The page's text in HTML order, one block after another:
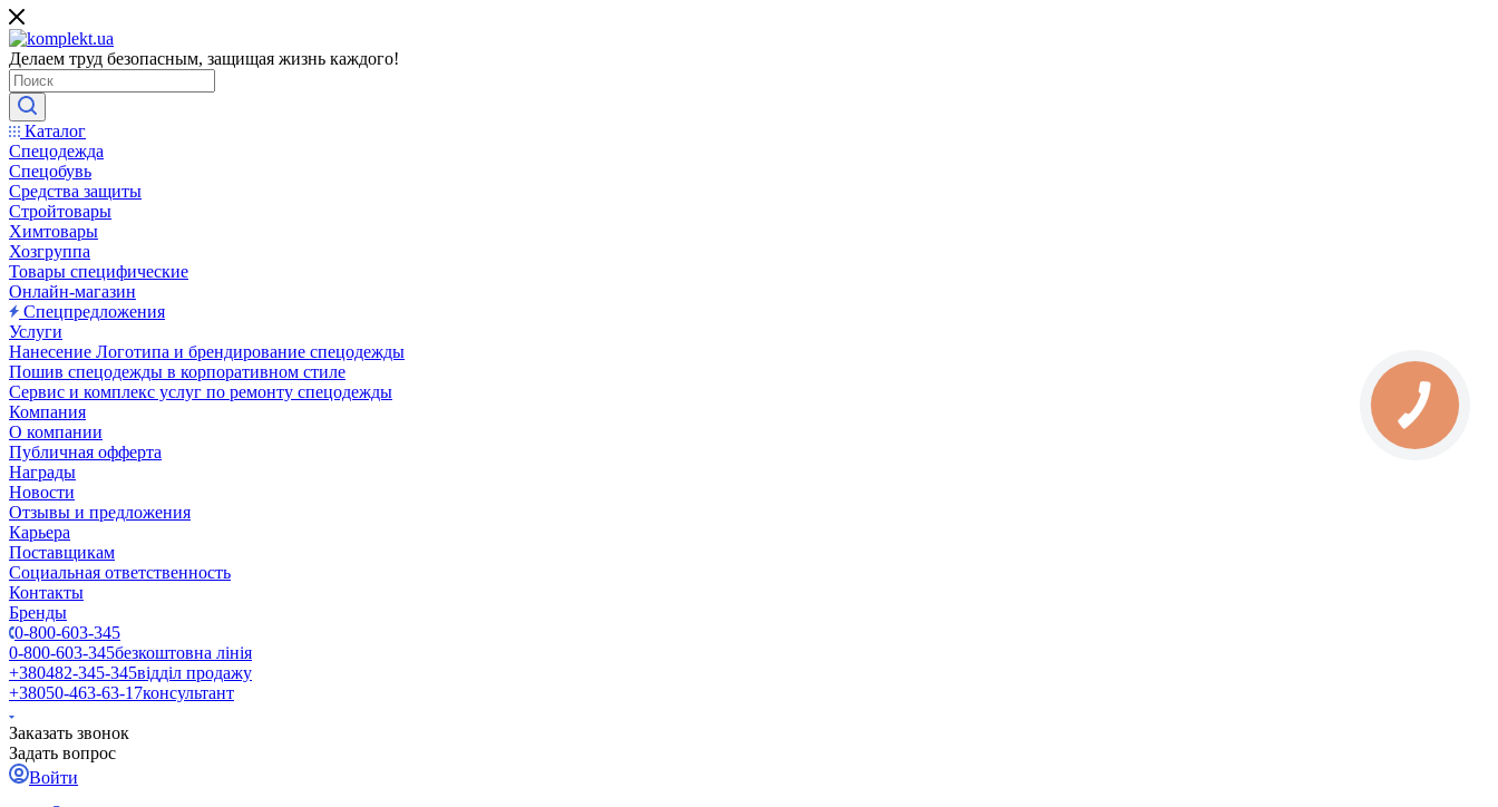
Делаем труд безопасным, защищая жизнь каждого!
Каталог
Спецодежда
Спецобувь
Средства защиты
Стройтовары
Химтовары
Хозгруппа
Товары специфические
Онлайн-магазин
Спецпредложения
Услуги
Нанесение Логотипа и брендирование спецодежды
Пошив спецодежды в корпоративном стиле
Сервис и комплекс услуг по ремонту спецодежды
Компания
О компании
Публичная офферта
Награды
Новости
Отзывы и предложения
Карьера
Поставщикам
Социальная ответственность
Контакты
Бренды
0-800-603-345
0-800-603-345безкоштовна лінія
+380482-345-345відділ продажу
+38050-463-63-17консультант
Заказать звонок
Задать вопрос
Войти